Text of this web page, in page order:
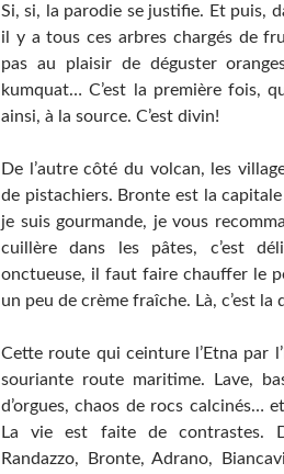
Si, si, la parodie se justifie. Et puis,
il y a tous ces arbres chargés de
pas au plaisir de déguster
kumquat… C’est la première fois,
ainsi, à la source. C’est divin!
De l’autre côté du volcan, les
de pistachiers. Bronte est la
je suis gourmande, je vous
cuillère dans les pâtes, c’est
onctueuse, il faut faire chauffer le
un peu de crème fraîche. Là, c’est la
Cette route qui ceinture l’Etna par
souriante route maritime. Lave,
d’orgues, chaos de rocs calcinés…
La vie est faite de contrastes.
Randazzo, Bronte, Adrano,